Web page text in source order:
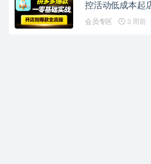
控活动低成本起
会员专区 3 周前